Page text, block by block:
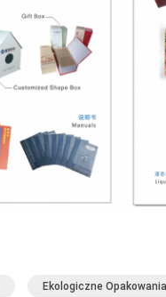
Ekologiczne